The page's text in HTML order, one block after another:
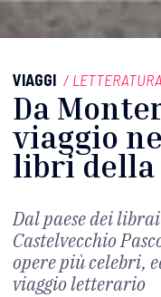
VIAGGI / LETTERATURA
Da
viaggio
libri della
Dal paese dei
Castelvecchio
opere più celebri,
viaggio letterario